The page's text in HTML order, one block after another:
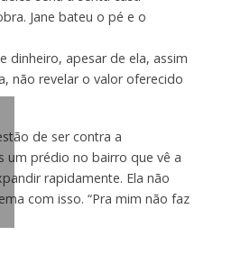
Jane bateu o pé e o
dinheiro, apesar de ela, assim
não revelar o valor oferecido
de ser contra a
um prédio no bairro que vê a
rapidamente. Ela não
com isso. “Pra mim não faz